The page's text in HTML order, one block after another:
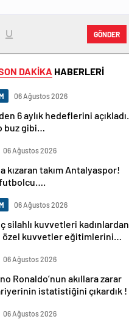
GÖNDER
DAKİKA HABERLERİ
06 Ağustos 2026
6 aylık hedeflerini açıkladı.
buz gibi…
06 Ağustos 2026
kızaran takım Antalyaspor!
futbolcu….
06 Ağustos 2026
silahlı kuvvetleri kadınlardan
özel kuvvetler eğitimlerini
06 Ağustos 2026
Ronaldo’nun akıllara zarar
istatistiğini çıkardık !
06 Ağustos 2026